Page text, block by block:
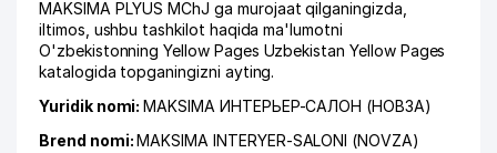
MAKSIMA PLYUS MChJ ga murojaat qilganingizda,
iltimos, ushbu tashkilot haqida ma'lumotni
O'zbekistonning Yellow Pages Uzbekistan Yellow Pages
katalogida topganingizni ayting.
Yuridik nomi:MAKSIMA ИНТЕРЬЕР-САЛОН (НОВЗА)
Brend nomi:MAKSIMA INTERYER-SALONI (NOVZA)